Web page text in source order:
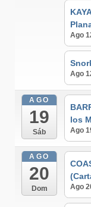
Ago
Ago
AGO
19
Sáb
los
Ago
AGO
20
Dom Ago